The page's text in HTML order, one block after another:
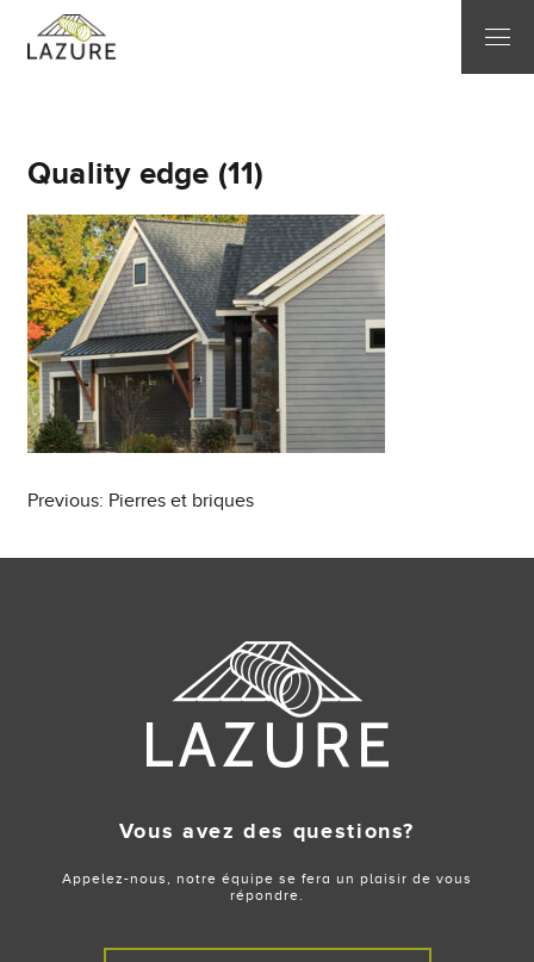
Quality edge (11)
Post
navigation
Previous: Pierres et briques
Vous avez des questions?
Appelez-nous, notre équipe se fera un plaisir de vous
répondre.